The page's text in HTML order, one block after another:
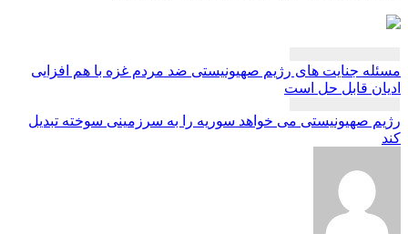
جنایت های رژیم صهیونیستی ضد مردم غزه با هم افزایی
قابل حل است
صهیونیستی می خواهد سوریه را به سرزمینی سوخته تبدیل